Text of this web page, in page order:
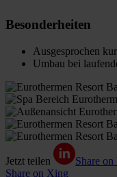
Besonderheiten
Ausgesprochen
Umbau bei
Jetzt teilen Share
Share on Xing